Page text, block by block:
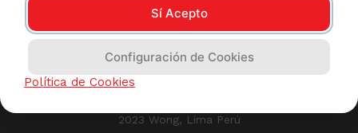
AYUDA CALLCENTER
(511) 613-8888
Sí Acepto
Configuración de Cookies
Política de Cookies